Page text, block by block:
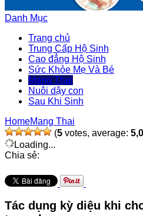
Danh Mục
Trang chủ
Trung Cấp Hộ Sinh
Cao đẳng Hộ Sinh
Sức Khỏe Mẹ Và Bé
Mang Thai
Nuôi dậy con
Sau Khi Sinh
HomeMang Thai
(5 votes, average:
Loading...
Chia sẻ:
Tác dụng kỳ diệu khi